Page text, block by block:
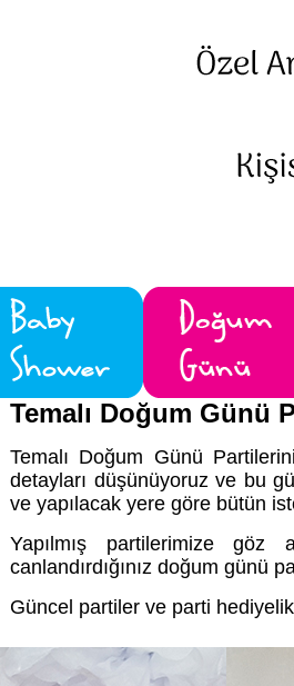
Temalı Doğum Günü
Temalı Doğum Günü
detayları düşünüyoruz ve bu
ve yapılacak yere göre bütün
Yapılmış partilerimize göz
canlandırdığınız doğum günü
Güncel partiler ve parti